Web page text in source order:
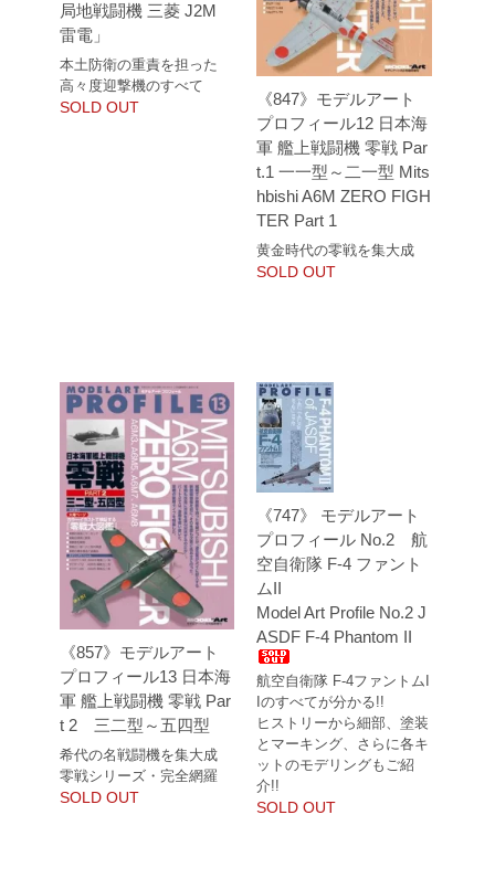
局地戦闘機 三菱 J2M
雷電」
本土防衛の重責を担った
高々度迎撃機のすべて
SOLD OUT
《847》モデルアート
プロフィール12 日本海
軍 艦上戦闘機 零戦 Par
t.1 一一型～二一型 Mits
hbishi A6M ZERO FIGH
TER Part 1
黄金時代の零戦を集大成
SOLD OUT
《857》モデルアート
プロフィール13 日本海
軍 艦上戦闘機 零戦 Par
t 2 三二型～五四型
希代の名戦闘機を集大成
零戦シリーズ・完全網羅
SOLD OUT
《747》 モデルアート
プロフィール No.2 航
空自衛隊 F-4 ファント
ムII
Model Art Profile No.2 J
ASDF F-4 Phantom II
航空自衛隊 F-4ファントムI
Iのすべてが分かる!!
ヒストリーから細部、塗装
とマーキング、さらに各キ
ットのモデリングもご紹
介!!
SOLD OUT